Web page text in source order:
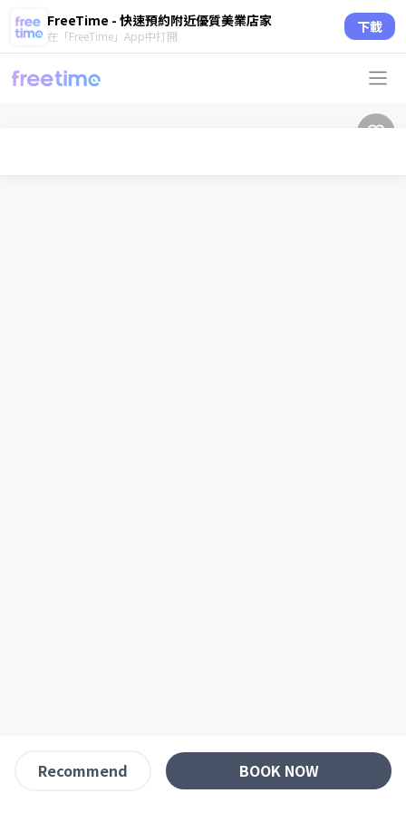
FreeTime - 快速預約附近優質美業店家
在「FreeTime」App中打開 下載
Recommend BOOK NOW